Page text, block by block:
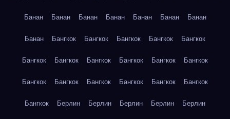
Банан Банан Банан Банан Банан Банан Банан
Банан Бангкок Бангкок Бангкок Бангкок Бангкок
Бангкок Бангкок Бангкок Бангкок Бангкок Бангкок
Бангкок Бангкок Бангкок Бангкок Бангкок Бангкок
Бангкок Берлин Берлин Берлин Берлин Берлин